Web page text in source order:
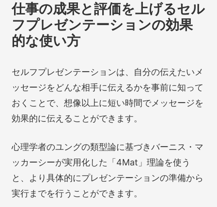
仕事の成果と評価を上げるセル
フプレゼンテーションの効果
的な使い方
セルフプレゼンテーションは、自分の伝えたいメ
ッセージをどんな相手に伝えるかを事前に知って
おくことで、想像以上に短い時間でメッセージを
効果的に伝えることができます。
心理学者のユングの類型論に基づきバーニス・マ
ッカーシーが実用化した「4Mat」理論を使う
と、より具体的にプレゼンテーションの準備から
実行までを行うことができます。